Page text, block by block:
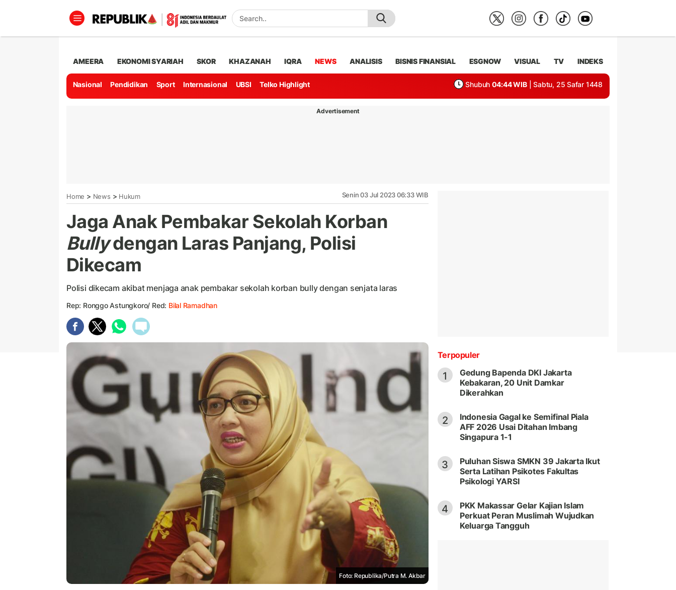
AMEERA EKONOMI SYARIAH SKOR KHAZANAH IQRA NEWS ANALISIS BISNIS FINANSIAL ESGNOW VISUAL TV INDEKS
Nasional Pendidikan Sport Internasional UBSI Telko Highlight Shubuh 04:44 WIB | Sabtu, 25 Safar 1448
Advertisement
Home > News > Hukum Senin 03 Jul 2023 06:33 WIB
Jaga Anak Pembakar Sekolah Korban
Bullydengan Laras Panjang, Polisi
Dikecam
Polisi dikecam akibat menjaga anak pembakar sekolah korban bully dengan senjata laras
Rep: Ronggo Astungkoro/ Red: Bilal Ramadhan
Foto: Republika/Putra M. Akbar
Terpopuler
1
Gedung Bapenda DKI Jakarta
Kebakaran, 20 Unit Damkar
Dikerahkan
2
Indonesia Gagal ke Semifinal Piala
AFF 2026 Usai Ditahan Imbang
Singapura 1-1
3
Puluhan Siswa SMKN 39 Jakarta Ikut
Serta Latihan Psikotes Fakultas
Psikologi YARSI
4
PKK Makassar Gelar Kajian Islam
Perkuat Peran Muslimah Wujudkan
Keluarga Tangguh